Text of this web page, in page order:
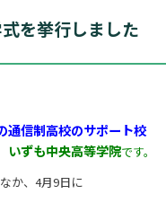
を挙行しました
通信制高校のサポート校
ずも中央高等学院です。
か、4月9日に